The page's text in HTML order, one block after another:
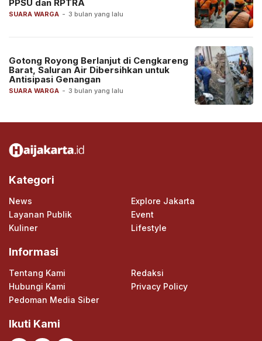
SUARA WARGA - 3 bulan yang lalu
PPSU dan RPTRA
SUARA WARGA - 3 bulan yang lalu
Gotong Royong Berlanjut di Cengkareng
Barat, Saluran Air Dibersihkan untuk
Antisipasi Genangan
Kategori
News
Explore Jakarta
Layanan Publik
Event
Kuliner
Lifestyle
Informasi
Tentang Kami
Redaksi
Hubungi Kami
Privacy Policy
Pedoman Media Siber
Ikuti Kami